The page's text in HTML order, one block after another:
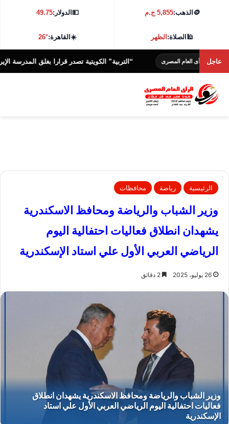
🪙 الذهب:5,855 ج.م 💵الدولار:49.75
🕌الصلاة:الظهر ☀️القاهرة:26°
عاجل
العام المصرى “التربية” الكويتية تصدر قرارا بغلق المدرسة الإيرانية
الرئيسية رياضة محافظات
وزير الشباب والرياضة ومحافظ الاسكندرية
يشهدان انطلاق فعاليات احتفالية اليوم
الرياضي العربي الأول علي استاد الإسكندرية
26 يوليو، 2025